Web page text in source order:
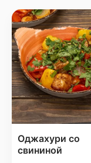
Оджахури со
свининой